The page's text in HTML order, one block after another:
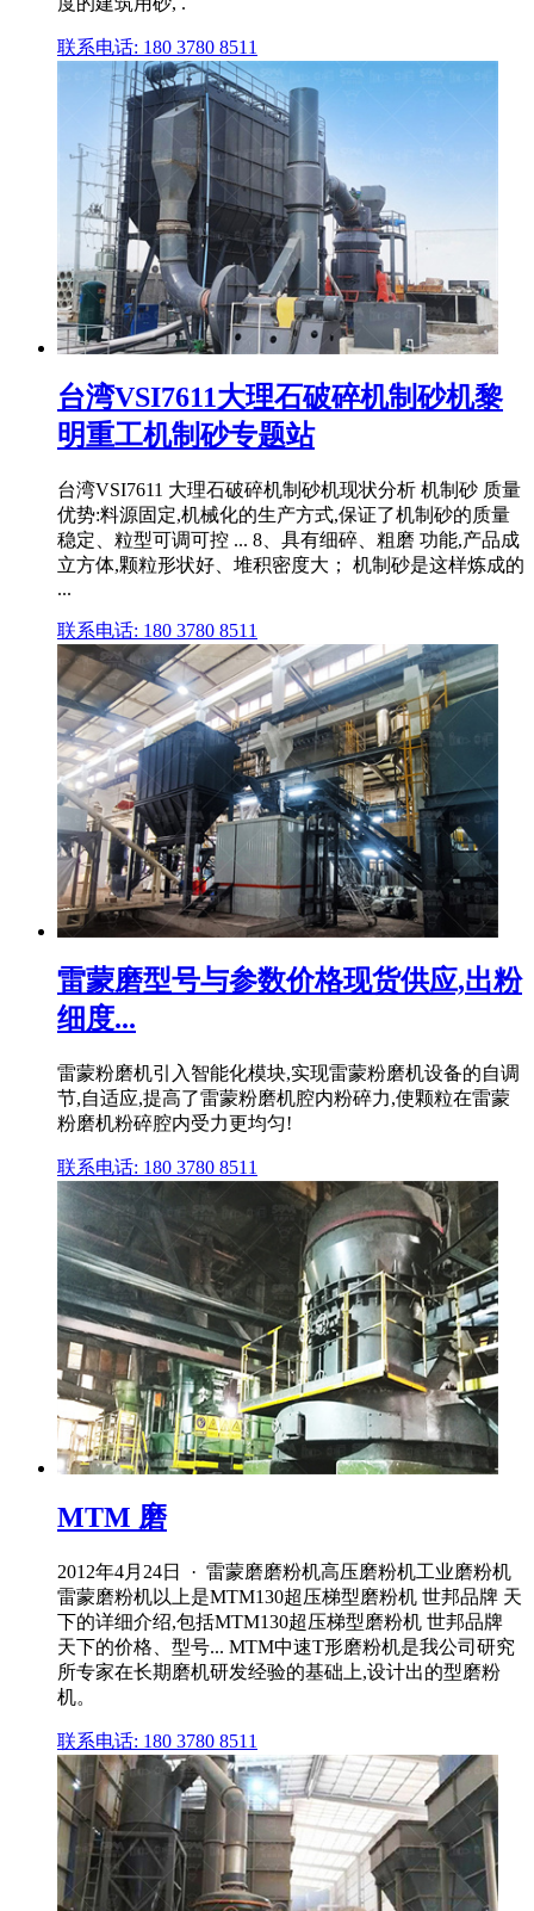
联系电话: 180 3780 8511
台湾VSI7611大理石破碎机制砂机黎
明重工机制砂专题站
台湾VSI7611 大理石破碎机制砂机现状分析 机制砂 质量
优势:料源固定,机械化的生产方式,保证了机制砂的质量
稳定、粒型可调可控 ... 8、具有细碎、粗磨 功能,产品成
立方体,颗粒形状好、堆积密度大； 机制砂是这样炼成的
...
联系电话: 180 3780 8511
雷蒙磨型号与参数价格现货供应,出粉
细度...
雷蒙粉磨机引入智能化模块,实现雷蒙粉磨机设备的自调
节,自适应,提高了雷蒙粉磨机腔内粉碎力,使颗粒在雷蒙
粉磨机粉碎腔内受力更均匀!
联系电话: 180 3780 8511
MTM 磨
2012年4月24日 · 雷蒙磨磨粉机高压磨粉机工业磨粉机
雷蒙磨粉机以上是MTM130超压梯型磨粉机 世邦品牌 天
下的详细介绍,包括MTM130超压梯型磨粉机 世邦品牌
天下的价格、型号... MTM中速T形磨粉机是我公司研究
所专家在长期磨机研发经验的基础上,设计出的型磨粉
机。
联系电话: 180 3780 8511